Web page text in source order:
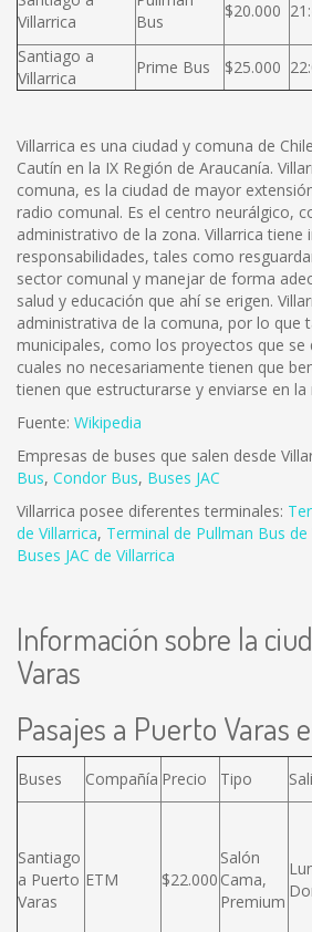
Villarrica
Bus
$20.000
Santiago a
Villarrica
Prime Bus $25.000
Villarrica es una ciudad y comuna de
Cautín en la IX Región de Araucanía.
comuna, es la ciudad de mayor
radio comunal. Es el centro neurálgico,
administrativo de la zona. Villarrica tiene
responsabilidades, tales como
sector comunal y manejar de forma
salud y educación que ahí se erigen.
administrativa de la comuna, por lo que
municipales, como los proyectos que se
cuales no necesariamente tienen que
tienen que estructurarse y enviarse en la
Fuente: Wikipedia
Empresas de buses que salen desde
Bus, Condor Bus, Buses JAC
Villarrica posee diferentes terminales:
de Villarrica, Terminal de Pullman Bus de
Buses JAC de Villarrica
Información sobre la
Varas
Pasajes a Puerto Varas
Buses Compañía Precio Tipo
Santiago
a Puerto
Varas
ETM $22.000
Salón
Cama,
Premium